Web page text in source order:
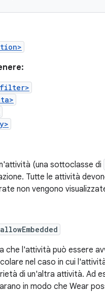
(una sottoclasse di
Tutte le attività
non vengono
che l'attività può essere
nel caso in cui
di un'altra attività. Ad
in modo che Wear